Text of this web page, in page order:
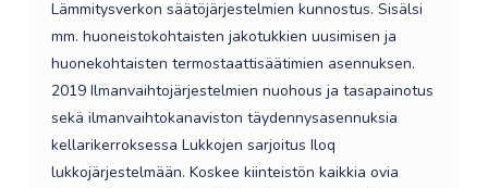
Lämmitysverkon säätöjärjestelmien kunnostus. Sisälsi
mm. huoneistokohtaisten jakotukkien uusimisen ja
huonekohtaisten termostaattisäätimien asennuksen.
2019 Ilmanvaihtojärjestelmien nuohous ja tasapainotus
sekä ilmanvaihtokanaviston täydennysasennuksia
kellarikerroksessa Lukkojen sarjoitus Iloq
lukkojärjestelmään. Koskee kiinteistön kaikkia ovia